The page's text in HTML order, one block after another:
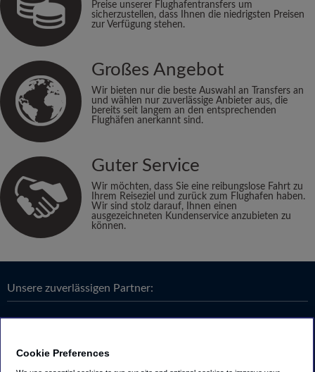
Preise unserer Flughafentransfers um
sicherzustellen, dass Ihnen die niedrigsten Preisen
zur Verfügung stehen.
Großes Angebot
Wir bieten nur die beste Auswahl an Transfers an
und wählen nur zuverlässige Anbieter aus, die
bereits seit langem an den entsprechenden
Flughäfen anerkannt sind.
Guter Service
Wir möchten, dass Sie eine reibungslose Fahrt zu
Ihrem Reiseziel und zurück zum Flughafen haben.
Wir sind stolz darauf, Ihnen einen
ausgezeichneten Kundenservice anzubieten zu
können.
Unsere zuverlässigen Partner:
Cookie Preferences